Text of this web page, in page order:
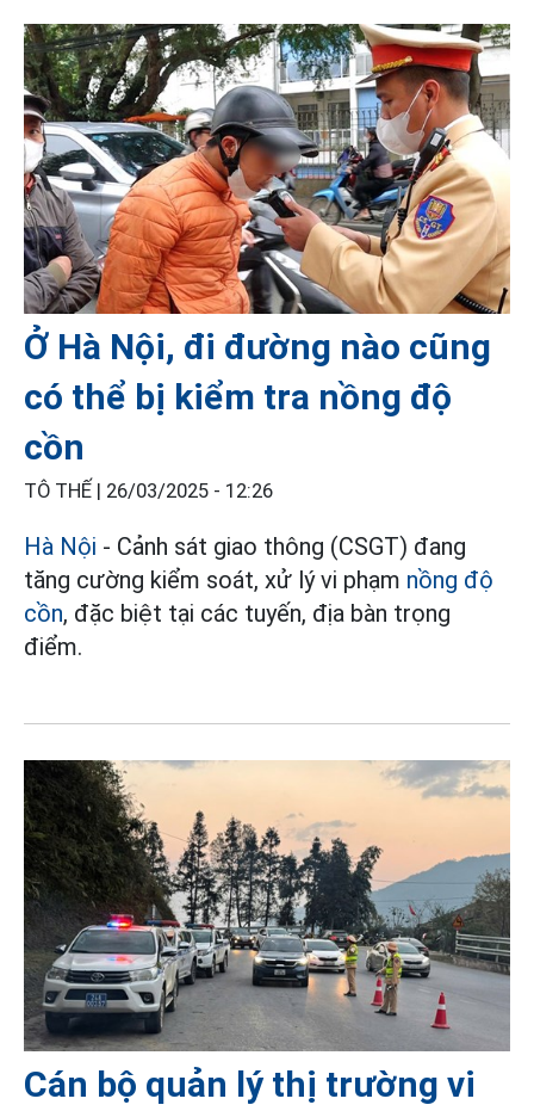
Ở Hà Nội, đi đường nào cũng
có thể bị kiểm tra nồng độ
cồn
TÔ THẾ | 26/03/2025 - 12:26
Hà Nội - Cảnh sát giao thông (CSGT) đang
tăng cường kiểm soát, xử lý vi phạm nồng độ
cồn, đặc biệt tại các tuyến, địa bàn trọng
điểm.
Cán bộ quản lý thị trường vi